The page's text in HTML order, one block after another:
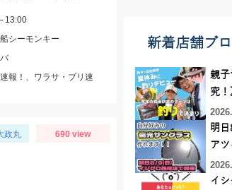
13:00
シーモンキー
報！、ワラサ・ブリ速
政丸 690 view
新着店舗ブ
親子
究
釣り
明
ア
日！
ー
イ